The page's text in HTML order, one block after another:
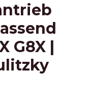
G8X |